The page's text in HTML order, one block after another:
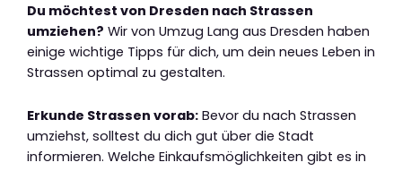
Du möchtest von Dresden nach Strassen
umziehen? Wir von Umzug Lang aus Dresden haben
einige wichtige Tipps für dich, um dein neues Leben in
Strassen optimal zu gestalten.
Erkunde Strassen vorab: Bevor du nach Strassen
umziehst, solltest du dich gut über die Stadt
informieren. Welche Einkaufsmöglichkeiten gibt es in